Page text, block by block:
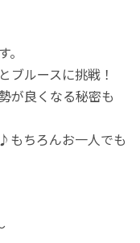
ブルースに挑戦！
が良くなる秘密も
もちろんお一人でも